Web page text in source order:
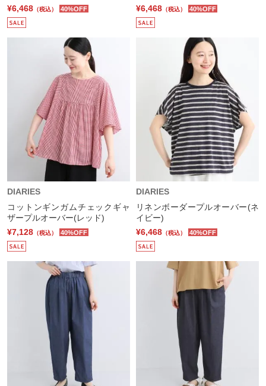
¥6,468 （税込） 40%OFF
¥6,468 （税込） 40%OFF
DIARIES
コットンギンガムチェックギャ
ザープルオーバー(レッド)
¥7,128 （税込） 40%OFF
DIARIES
リネンボーダープルオーバー(ネ
イビー)
¥6,468 （税込） 40%OFF